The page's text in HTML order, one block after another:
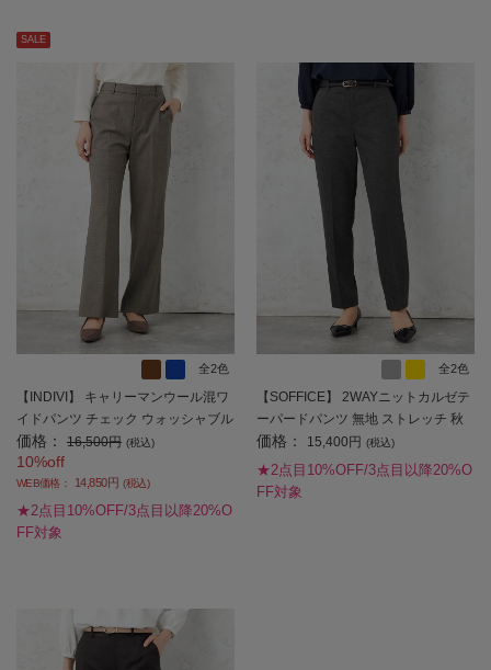
SALE
全2色
【INDIVI】 キャリーマンウール混ワ
イドパンツ チェック ウォッシャブル
秋冬 【レディース】
価格： 16,500円 (税込)
10%off
WEB価格： 14,850円 (税込)
★2点目10%OFF/3点目以降20%O
FF対象
全2色
【SOFFICE】 2WAYニットカルゼテ
ーパードパンツ 無地 ストレッチ 秋
冬 【レディース】
価格： 15,400円 (税込)
★2点目10%OFF/3点目以降20%O
FF対象